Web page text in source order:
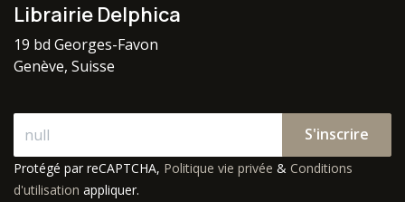
Librairie Delphica
19 bd Georges-Favon
Genève, Suisse
S'inscrire
Protégé par reCAPTCHA, Politique vie privée & Conditions
d'utilisation appliquer.